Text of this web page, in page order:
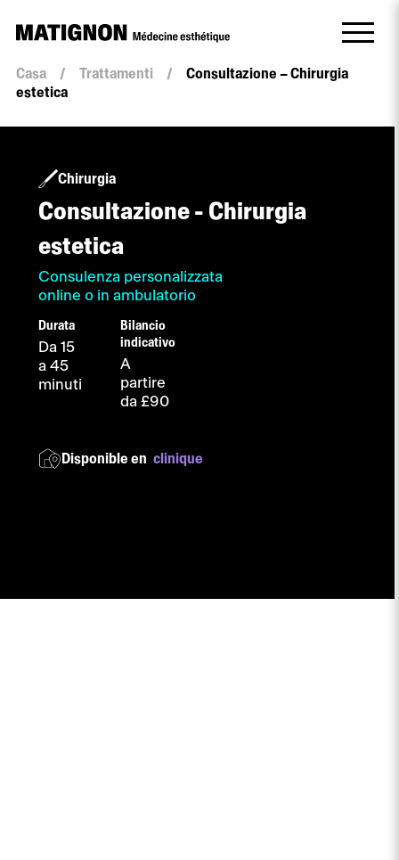
Casa / Trattamenti /
Consultazione – Chirurgia
estetica
Chirurgia
Consultazione - Chirurgia
estetica
Consulenza personalizzata
online o in ambulatorio
Durata
Da 15
a 45
minuti
Bilancio
indicativo
A
partire
da £90
Disponible en clinique